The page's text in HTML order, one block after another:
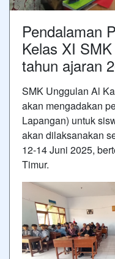
Pendalaman
Kelas XI
tahun ajaran
SMK Unggulan Al
akan mengadakan
Lapangan) untuk
akan dilaksanakan
12-14 Juni 2025,
Timur.